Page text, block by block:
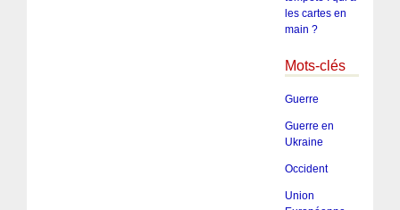
les cartes en
main ?
Mots-clés
Guerre
Guerre en
Ukraine
Occident
Union